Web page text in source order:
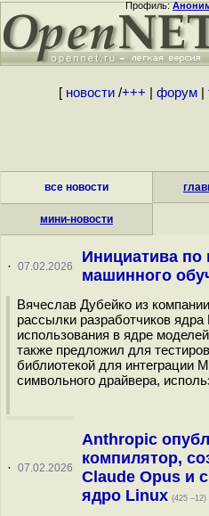
Профиль:
[ новости/+++ форум|
все новости
мини-новости
· 07.02.2026
Инициатива по
машинного
Вячеслав Дубейко из
рассылки разработчиков
использования в ядре
также предложил для
библиотекой для интеграции
символьного драйвера,
· 07.02.2026
Anthropic
компилятор,
Claude Opus и
ядро Linux (425 –12)